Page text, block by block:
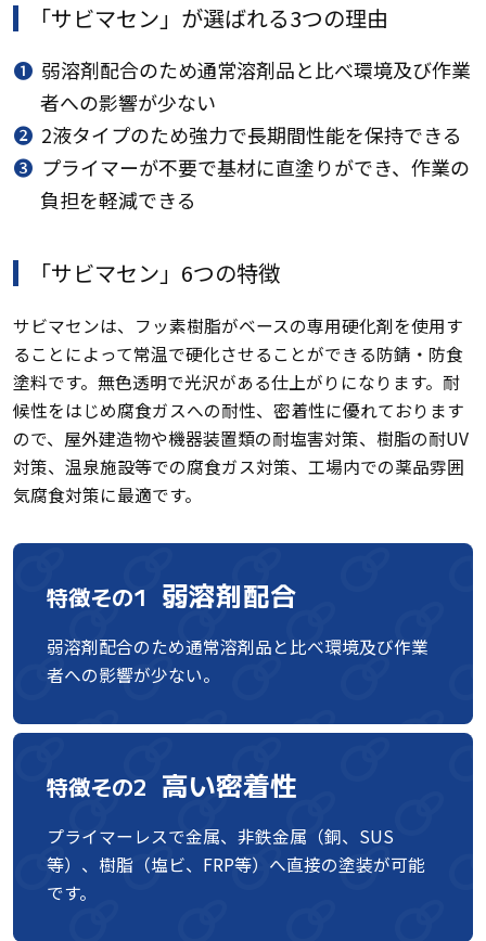
「サビマセン」が選ばれる3つの理由
❶ 弱溶剤配合のため通常溶剤品と比べ環境及び作業
者への影響が少ない
❷ 2液タイプのため強力で長期間性能を保持できる
❸ プライマーが不要で基材に直塗りができ、作業の
負担を軽減できる
「サビマセン」6つの特徴
サビマセンは、フッ素樹脂がベースの専用硬化剤を使用す
ることによって常温で硬化させることができる防錆・防食
塗料です。無色透明で光沢がある仕上がりになります。耐
候性をはじめ腐食ガスへの耐性、密着性に優れております
ので、屋外建造物や機器装置類の耐塩害対策、樹脂の耐UV
対策、温泉施設等での腐食ガス対策、工場内での薬品雰囲
気腐食対策に最適です。
特徴その1 弱溶剤配合
弱溶剤配合のため通常溶剤品と比べ環境及び作業
者への影響が少ない。
特徴その2 高い密着性
プライマーレスで金属、非鉄金属（銅、SUS
等）、樹脂（塩ビ、FRP等）へ直接の塗装が可能
です。